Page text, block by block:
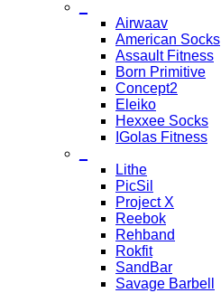
Airwaav
American Socks
Assault Fitness
Born Primitive
Concept2
Eleiko
Hexxee Socks
IGolas Fitness
Lithe
PicSil
Project X
Reebok
Rehband
Rokfit
SandBar
Savage Barbell